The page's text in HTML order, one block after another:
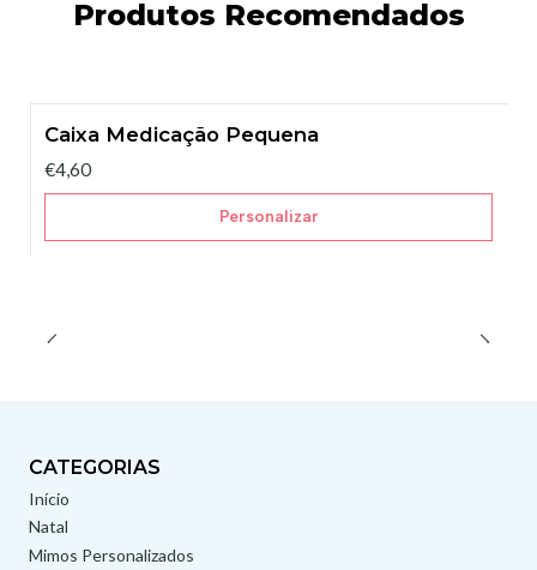
Produtos Recomendados
Caixa Medicação Pequena
€4,60
Personalizar
CATEGORIAS
Início
Natal
Mimos Personalizados